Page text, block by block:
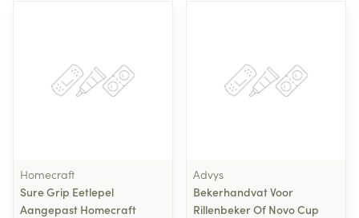
Homecraft
Sure Grip Eetlepel
Aangepast Homecraft
Advys
Bekerhandvat Voor
Rillenbeker Of Novo Cup